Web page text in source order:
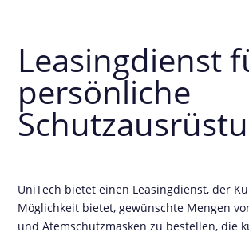
Leasingdienst
persönliche
UniTech bietet einen Leasingdienst, der
Möglichkeit bietet, gewünschte Mengen
und Atemschutzmasken zu bestellen, die